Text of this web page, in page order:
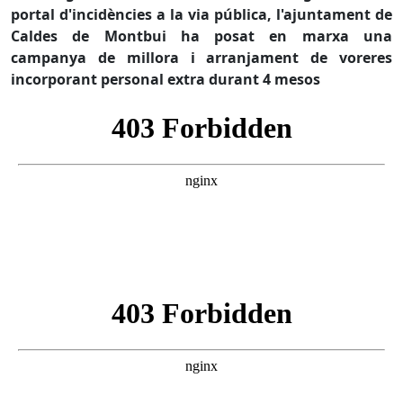
portal d'incidències a la via pública, l'ajuntament de
Caldes de Montbui ha posat en marxa una
campanya de millora i arranjament de voreres
incorporant personal extra durant 4 mesos